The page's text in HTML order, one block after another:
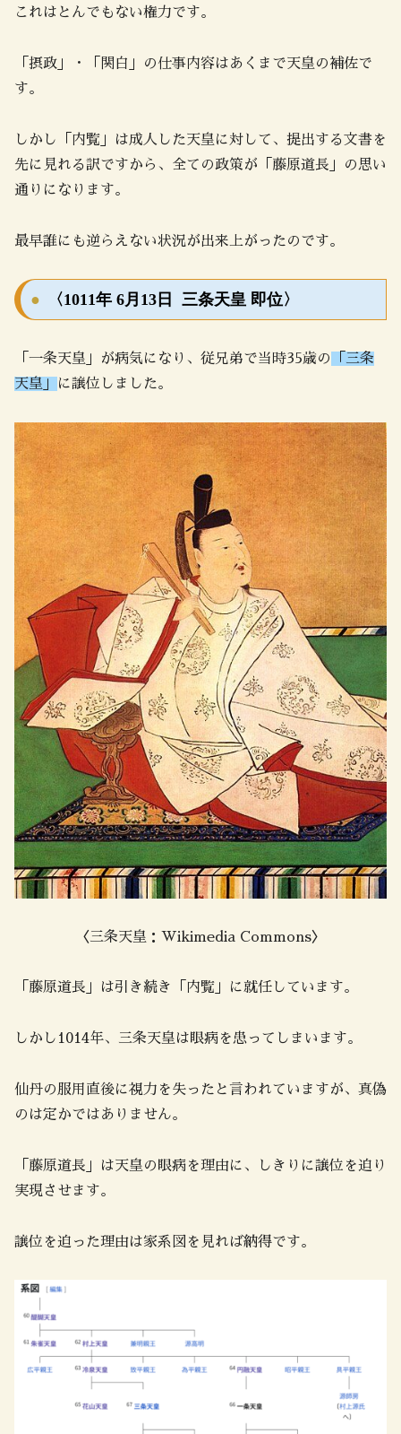
これはとんでもない権力です。
「摂政」・「関白」の仕事内容はあくまで天皇の補佐で
す。
しかし「内覧」は成人した天皇に対して、提出する文書を
先に見れる訳ですから、全ての政策が「藤原道長」の思い
通りになります。
最早誰にも逆らえない状況が出来上がったのです。
〈1011年 6月13日 三条天皇 即位〉
「一条天皇」が病気になり、従兄弟で当時35歳の
「三条
天皇」
に譲位しました。
〈三条天皇：Wikimedia Commons〉
「藤原道長」は引き続き「内覧」に就任しています。
しかし1014年、三条天皇は眼病を患ってしまいます。
仙丹の服用直後に視力を失ったと言われていますが、真偽
のは定かではありません。
「藤原道長」は天皇の眼病を理由に、しきりに譲位を迫り
実現させます。
譲位を迫った理由は家系図を見れば納得です。